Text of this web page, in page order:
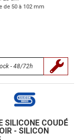
de 50 à 102 mm
- 48/72h
SILICONE COUDÉ
- SILICON